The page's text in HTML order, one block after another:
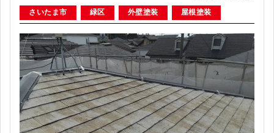
さいたま市 緑区 外壁塗装 屋根塗装